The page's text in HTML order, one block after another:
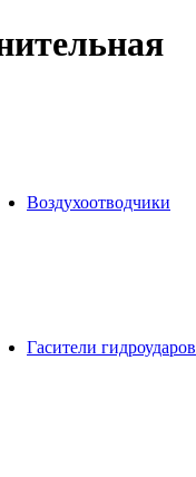
Воздухоотводчики
Гасители гидроударов